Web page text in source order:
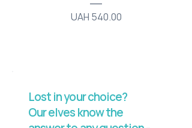
Price
UAH 540.00
Lost in your choice?
Our elves know the